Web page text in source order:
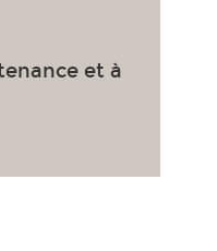
et à